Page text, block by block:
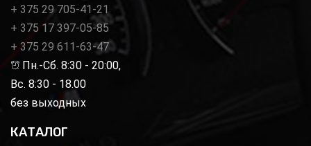
+ 375 29 705-41-21
+ 375 17 397-05-85
+ 375 29 611-63-47
Пн.-Сб. 8:30 - 20:00,
Вс. 8:30 - 18.00
без выходных
КАТАЛОГ